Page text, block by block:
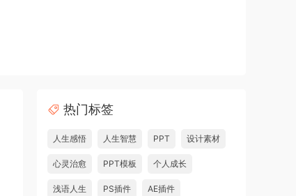
热门标签
人生感悟 人生智慧 PPT 设计素材
心灵治愈 PPT模板 个人成长
浅语人生 PS插件 AE插件